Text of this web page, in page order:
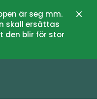
är seg mm.
skall ersättas
den blir för stor